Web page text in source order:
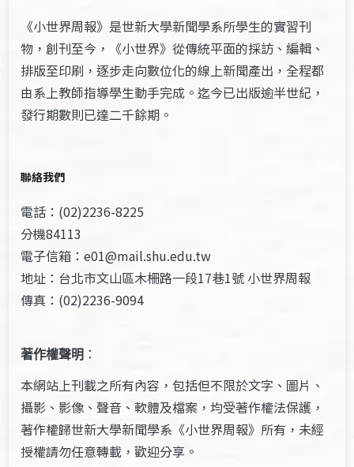
《小世界周報》是世新大學新聞學系所學生的實習刊
物，創刊至今，《小世界》從傳統平面的採訪、編輯、
排版至印刷，逐步走向數位化的線上新聞產出，全程都
由系上教師指導學生動手完成。迄今已出版逾半世紀，
發行期數則已達二千餘期。
聯絡我們
電話：(02)2236-8225
分機84113
電子信箱：e01@mail.shu.edu.tw
地址：台北市文山區木柵路一段17巷1號 小世界周報
傳真：(02)2236-9094
著作權聲明 ：
本網站上刊載之所有內容，包括但不限於文字、圖片、
攝影、影像、聲音、軟體及檔案，均受著作權法保護，
著作權歸世新大學新聞學系《小世界周報》所有，未經
授權請勿任意轉載，歡迎分享。